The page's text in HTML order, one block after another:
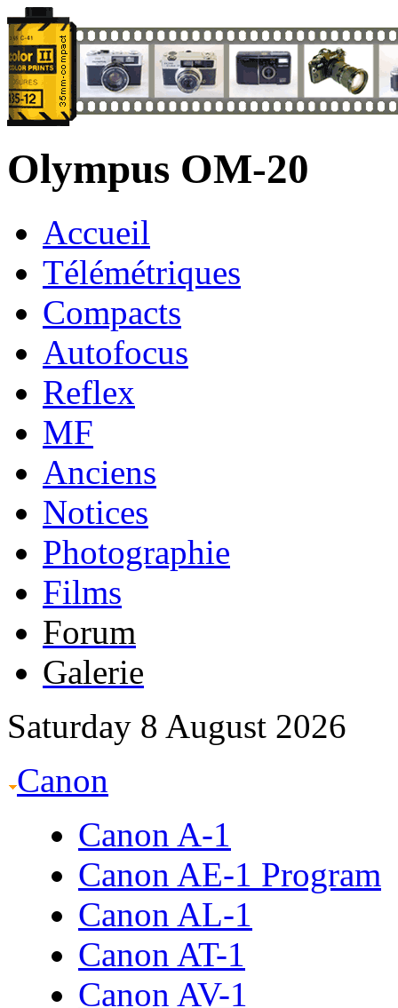
Olympus OM-20
Accueil
Télémétriques
Compacts
Autofocus
Reflex
MF
Anciens
Notices
Photographie
Films
Forum
Galerie
Saturday 8 August 2026
Canon
Canon A-1
Canon AE-1 Program
Canon AL-1
Canon AT-1
Canon AV-1